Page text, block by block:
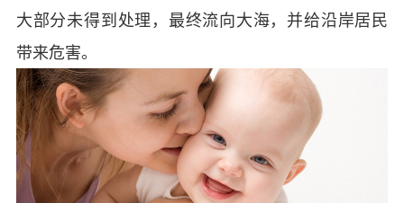
大部分未得到处理，最终流向大海，并给沿岸居民
带来危害。